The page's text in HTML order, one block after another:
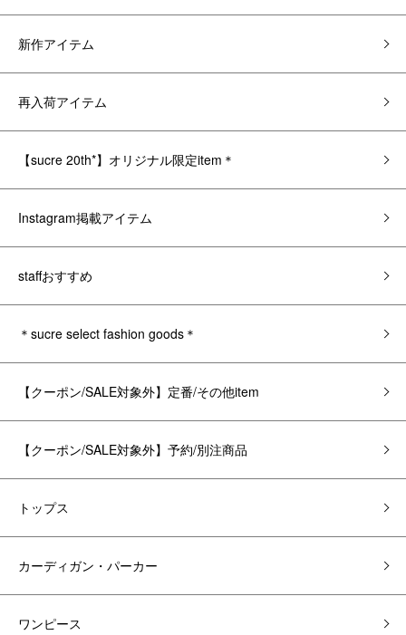
新作アイテム
再入荷アイテム
【sucre 20th*】オリジナル限定item＊
Instagram掲載アイテム
staffおすすめ
＊sucre select fashion goods＊
【クーポン/SALE対象外】定番/その他item
【クーポン/SALE対象外】予約/別注商品
トップス
カーディガン・パーカー
ワンピース